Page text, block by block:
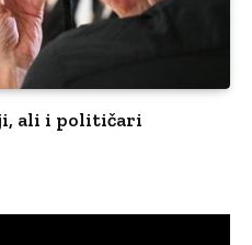
ali i političari